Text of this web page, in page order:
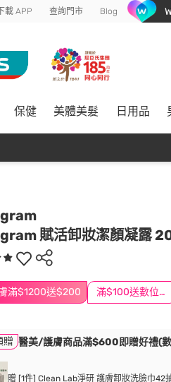
載 APP 查詢門市 Blog
保健 美體美髮 日用品
賦活卸妝潔顏凝露
滿$1200送$200 滿$100送數位印花
贈 醫美/護膚商品滿$600即贈好禮(
贈 [1件] Clean Lab淨研 護膚卸妝洗臉巾42